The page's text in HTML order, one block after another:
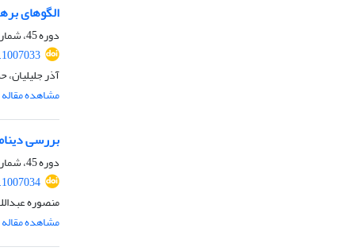
الگوهای
دوره 45، شماره 2، تابستان 1398، صفحه
آذر
مشاهده مقاله
بررسی
دوره 45، شماره 2، تابستان 1398، صفحه
منصوره
مشاهده مقاله